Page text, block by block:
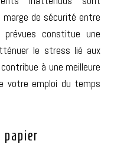
marge de sécurité entre
prévues constitue une
le stress lié aux
à une meilleure
votre emploi du temps
papier